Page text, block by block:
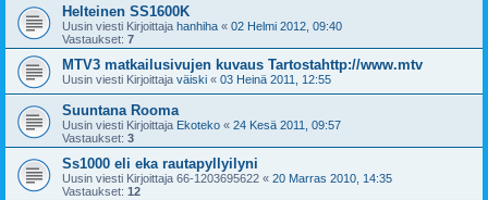
Helteinen SS1600K
Uusin viesti Kirjoittaja hanhiha « 02 Helmi 2012, 09:40
Vastaukset: 7
MTV3 matkailusivujen kuvaus Tartostahttp://www.mtv
Uusin viesti Kirjoittaja väiski « 03 Heinä 2011, 12:55
Suuntana Rooma
Uusin viesti Kirjoittaja Ekoteko « 24 Kesä 2011, 09:57
Vastaukset: 3
Ss1000 eli eka rautapyllyilyni
Uusin viesti Kirjoittaja 66-1203695622 « 20 Marras 2010, 14:35
Vastaukset: 12